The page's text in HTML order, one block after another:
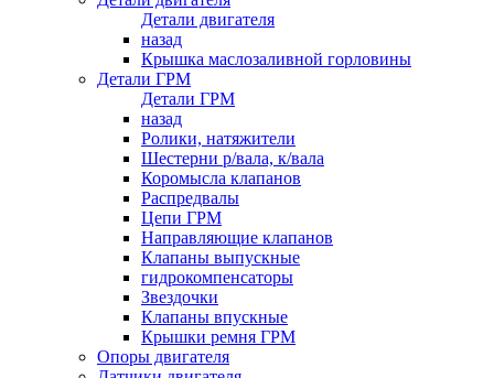
Детали двигателя
назад
Крышка маслозаливной горловины
Детали ГРМ
Детали ГРМ
назад
Ролики, натяжители
Шестерни р/вала, к/вала
Коромысла клапанов
Распредвалы
Цепи ГРМ
Направляющие клапанов
Клапаны выпускные
гидрокомпенсаторы
Звездочки
Клапаны впускные
Крышки ремня ГРМ
Опоры двигателя